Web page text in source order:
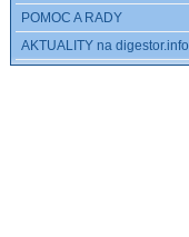
POMOC A RADY
AKTUALITY na digestor.info